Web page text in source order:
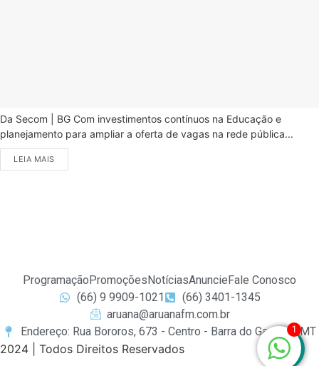
Da Secom | BG Com investimentos contínuos na Educação e
planejamento para ampliar a oferta de vagas na rede pública...
LEIA MAIS
ProgramaçãoPromoçõesNotíciasAnuncieFale Conosco
(66) 9 9909-1021
(66) 3401-1345
aruana@aruanafm.com.br
Endereço: Rua Bororos, 673 - Centro - Barra do Garças / MT
2024 | Todos Direitos Reservados
1